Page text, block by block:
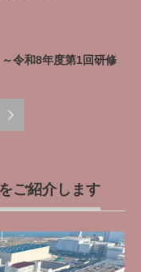
令和8年度第1回研修
ご紹介します